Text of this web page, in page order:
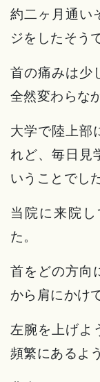
約二ヶ月通い
ジをしたそう
首の痛みは少
全然変わらな
大学で陸上
れど、毎日見
いうことでした
当院に来院
た。
首をどの方向
から肩にかけ
左腕を上げよ
頻繁にあるよ